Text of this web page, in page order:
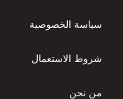
سياسة الخصوصية
شروط الاستعمال
من نحن